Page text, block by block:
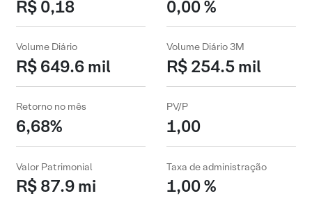
R$ 0,18 0,00 %
Volume Diário
R$ 649.6 mil
Volume Diário 3M
R$ 254.5 mil
Retorno no mês
6,68%
PV/P
1,00
Valor Patrimonial
R$ 87.9 mi
Taxa de administração
1,00 %